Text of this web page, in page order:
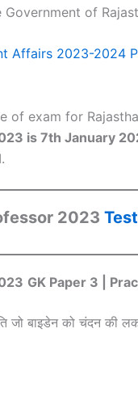
of
Affairs 2023-2024
of exam for
is 7th January
2023
GK Paper 3 |
जो बाइडेन को चंदन की